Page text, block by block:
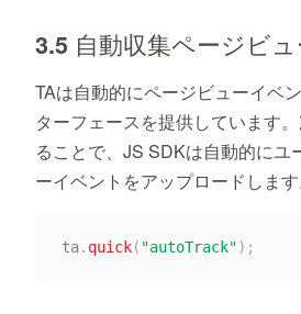
3.5 自動収集ページビ
TAは自動的にページビューイベ
ターフェースを提供しています
ることで、JS SDKは自動的にユ
ーイベントをアップロードします
ta. quick( "autoTrack") ;